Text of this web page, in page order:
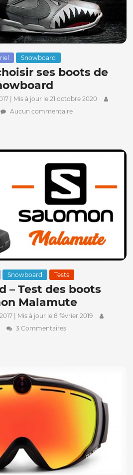
Snowboard
ses boots de
| Mis à jour le 21 octobre 2020
Aucun commentaire
Snowboard Tests
– Test des boots
Malamute
| Mis à jour le 8 février 2019
3 Commentaires